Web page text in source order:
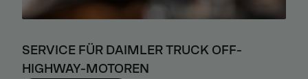
SERVICE FÜR DAIMLER TRUCK OFF-
HIGHWAY-MOTOREN